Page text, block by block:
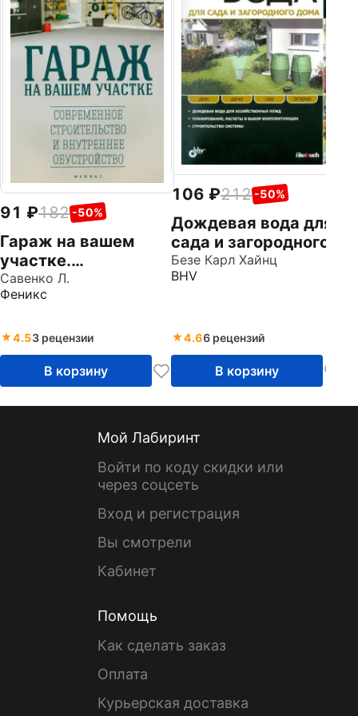
91 182 -50%
Гараж на вашем
участке.
Современное
строительство и
обустройство
Савенко Л.
Феникс
4.53 рецензии
В корзину
106 212 -50%
Дождевая вода для
сада и загородного
дома
Безе Карл Хайнц
BHV
4.66 рецензий
В корзину
Мой Лабиринт
Войти по коду скидки или
через соцсеть
Вход и регистрация
Вы смотрели
Кабинет
Помощь
Как сделать заказ
Оплата
Курьерская доставка